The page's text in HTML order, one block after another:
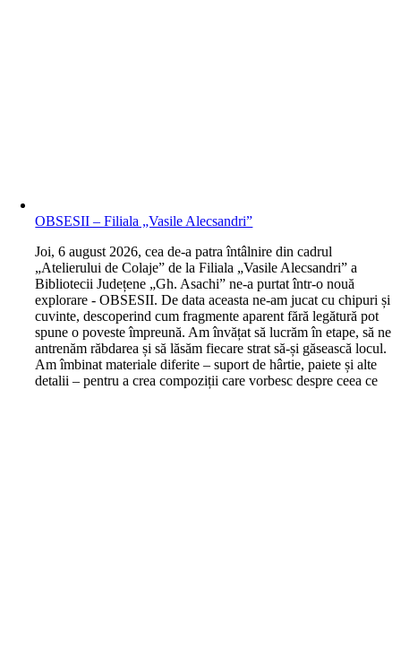
OBSESII – Filiala „Vasile Alecsandri”
Joi, 6 august 2026, cea de-a patra întâlnire din cadrul
„Atelierului de Colaje” de la Filiala „Vasile Alecsandri” a
Bibliotecii Județene „Gh. Asachi” ne-a purtat într-o nouă
explorare - OBSESII. De data aceasta ne-am jucat cu chipuri și
cuvinte, descoperind cum fragmente aparent fără legătură pot
spune o poveste împreună. Am învățat să lucrăm în etape, să ne
antrenăm răbdarea și să lăsăm fiecare strat să-și găsească locul.
Am îmbinat materiale diferite – suport de hârtie, paiete și alte
detalii – pentru a crea compoziții care vorbesc despre ceea ce